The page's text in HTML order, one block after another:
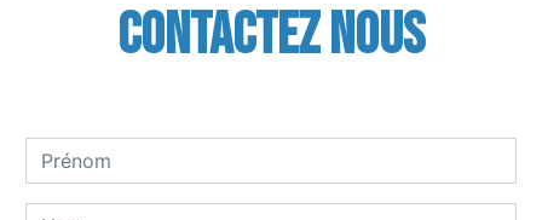
Contactez nous